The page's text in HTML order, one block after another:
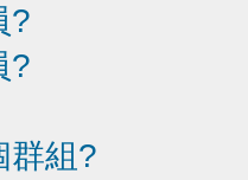
?
?
群組?